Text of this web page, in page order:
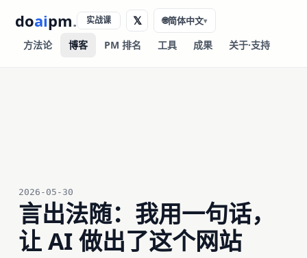
doaipm.
方法论 博客 PM 排名 工具 成果 关于·支持
实战课 𝕏 🌐简体中文▾
2026-05-30
言出法随：我用一句话，
让 AI 做出了这个网站